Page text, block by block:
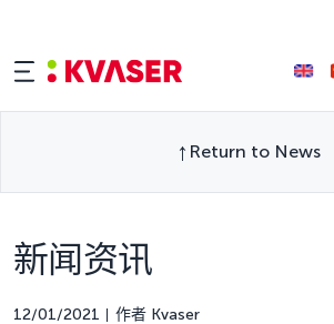
Return to News
新闻资讯
12/01/2021 作者 Kvaser